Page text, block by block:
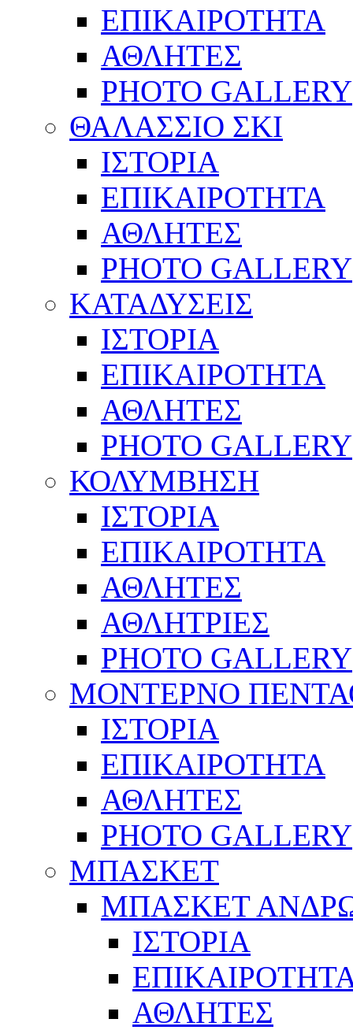
ΕΠΙΚΑΙΡΟΤΗΤΑ
ΑΘΛΗΤΕΣ
PHOTO GALLERY
ΘΑΛΑΣΣΙΟ ΣΚΙ
ΙΣΤΟΡΙΑ
ΕΠΙΚΑΙΡΟΤΗΤΑ
ΑΘΛΗΤΕΣ
PHOTO GALLERY
ΚΑΤΑΔΥΣΕΙΣ
ΙΣΤΟΡΙΑ
ΕΠΙΚΑΙΡΟΤΗΤΑ
ΑΘΛΗΤΕΣ
PHOTO GALLERY
ΚΟΛΥΜΒΗΣΗ
ΙΣΤΟΡΙΑ
ΕΠΙΚΑΙΡΟΤΗΤΑ
ΑΘΛΗΤΕΣ
ΑΘΛΗΤΡΙΕΣ
PHOTO GALLERY
ΜΟΝΤΕΡΝΟ
ΙΣΤΟΡΙΑ
ΕΠΙΚΑΙΡΟΤΗΤΑ
ΑΘΛΗΤΕΣ
PHOTO GALLERY
ΜΠΑΣΚΕΤ
ΜΠΑΣΚΕΤ
ΙΣΤΟΡΙΑ
ΑΘΛΗΤΕΣ